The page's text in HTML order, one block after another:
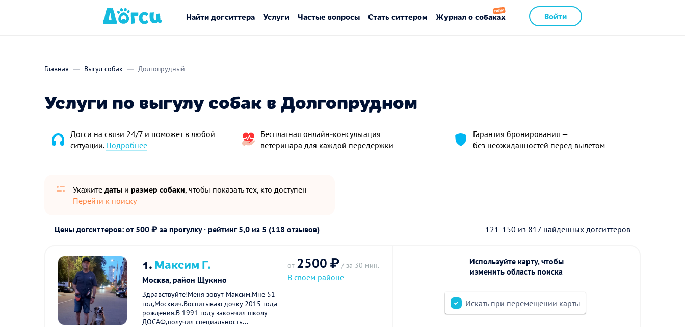
Войти
Найти догситтера Услуги Частые вопросы Стать ситтером Журнал о собаках
Главная Выгул собак Долгопрудный
Услуги по выгулу собак в Долгопрудном
Догси на связи 24/7 и поможет в любой
ситуации. Подробнее
Бесплатная онлайн‑консультация
ветеринара для каждой передержки
Гарантия бронирования —
без неожиданностей перед вылетом
Укажите даты и размер собаки, чтобы показать тех, кто доступен
Перейти к поиску
Цены догситтеров: от 500 ₽ за прогулку · рейтинг 5,0 из 5 (118 отзывов) 121-150 из 817 найденных догситтеров
1.Максим Г.
Москва, район Щукино
Здравствуйте!Меня зовут Максим.Мне 51
год,Москвич.Воспитываю дочку 2015 года
рождения.В 1991 году закончил школу
ДОСАФ,получил специальность...
от 2500 ₽ / за 30 мин.
В своём районе
Используйте карту, чтобы
изменить область поиска
Искать при перемещении карты